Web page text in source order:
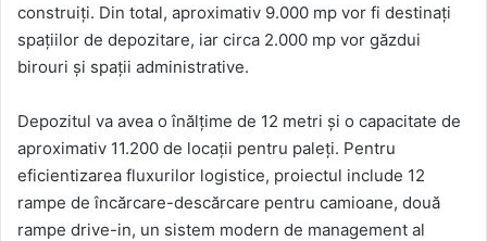
construiți. Din total, aproximativ 9.000 mp vor fi destinați
spațiilor de depozitare, iar circa 2.000 mp vor găzdui
birouri și spații administrative.
Depozitul va avea o înălțime de 12 metri și o capacitate de
aproximativ 11.200 de locații pentru paleți. Pentru
eficientizarea fluxurilor logistice, proiectul include 12
rampe de încărcare-descărcare pentru camioane, două
rampe drive-in, un sistem modern de management al